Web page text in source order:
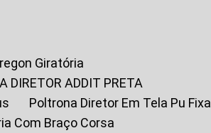
Giratória
DIRETOR ADDIT PRETA
Poltrona Diretor Em Tela Pu Fixa
Com Braço Corsa